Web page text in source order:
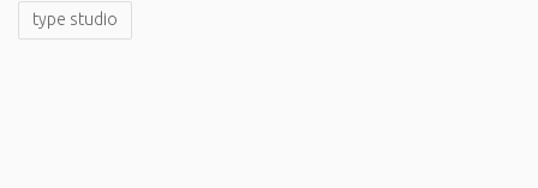
type studio